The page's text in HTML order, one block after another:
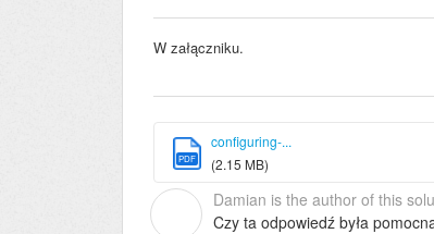
W załączniku.
PDF
configuring-...
(2.15 MB)
Damian is the author of this
Czy ta odpowiedź była